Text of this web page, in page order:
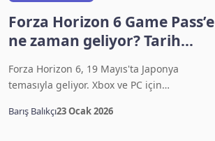
Forza Horizon 6 Game Pass’e
ne zaman geliyor? Tarih
Forza Horizon 6, 19 Mayıs'ta Japonya
temasıyla geliyor. Xbox ve PC için…
Barış Balıkçı23 Ocak 2026